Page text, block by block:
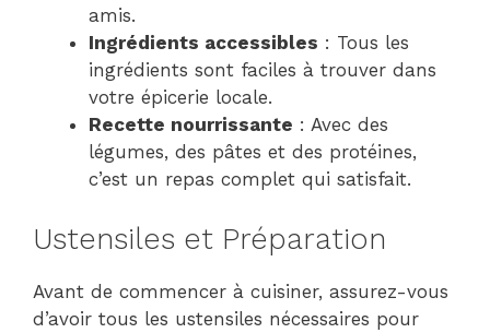
amis.
Ingrédients accessibles : Tous les
ingrédients sont faciles à trouver dans
votre épicerie locale.
Recette nourrissante : Avec des
légumes, des pâtes et des protéines,
c’est un repas complet qui satisfait.
Ustensiles et Préparation
Avant de commencer à cuisiner, assurez-vous
d’avoir tous les ustensiles nécessaires pour